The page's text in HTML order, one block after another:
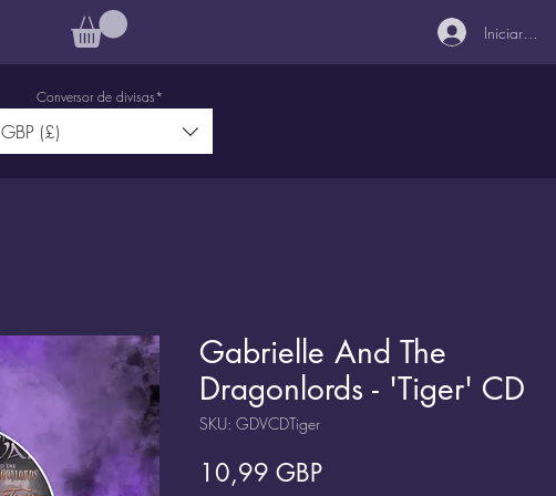
Iniciar sesión
Conversor de divisas*
GBP (£)
Gabrielle And The
Dragonlords - 'Tiger' CD
SKU: GDVCDTiger
10,99 GBPPrecio